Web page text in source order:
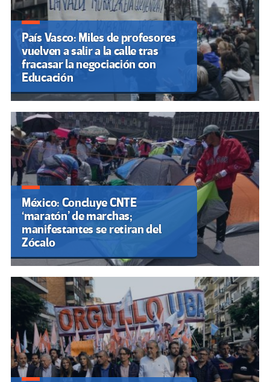
País Vasco: Miles de profesores
vuelven a salir a la calle tras
fracasar la negociación con
Educación
México: Concluye CNTE
‘maratón’ de marchas;
manifestantes se retiran del
Zócalo